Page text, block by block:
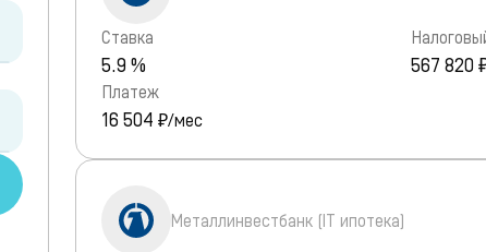
Ставка
5.9 % 567 820
Платеж
16 504 ₽/мес
Металлинвестбанк (IT ипотека)